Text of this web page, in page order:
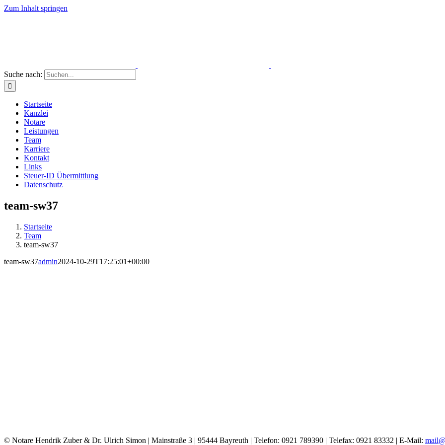
Zum Inhalt springen
Suche nach:
Startseite
Kanzlei
Notare
Leistungen
Team
Karriere
Kontakt
Links
Steuer-ID Übermittlung
Datenschutz
team-sw37
Startseite
Team
team-sw37
team-sw37admin2024-10-29T17:25:01+00:00
© Notare Hendrik Zuber & Dr. Ulrich Simon | Mainstraße 3 | 95444 Bayreuth | Telefon: 0921 789390 | Telefax: 0921 83332 | E-Mail: